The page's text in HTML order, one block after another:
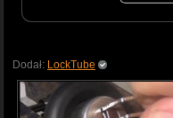
Dodał: LockTube